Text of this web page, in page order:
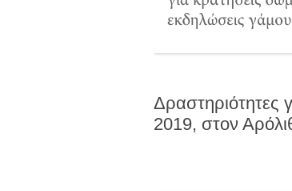
Δραστηριότητες
2019, στον